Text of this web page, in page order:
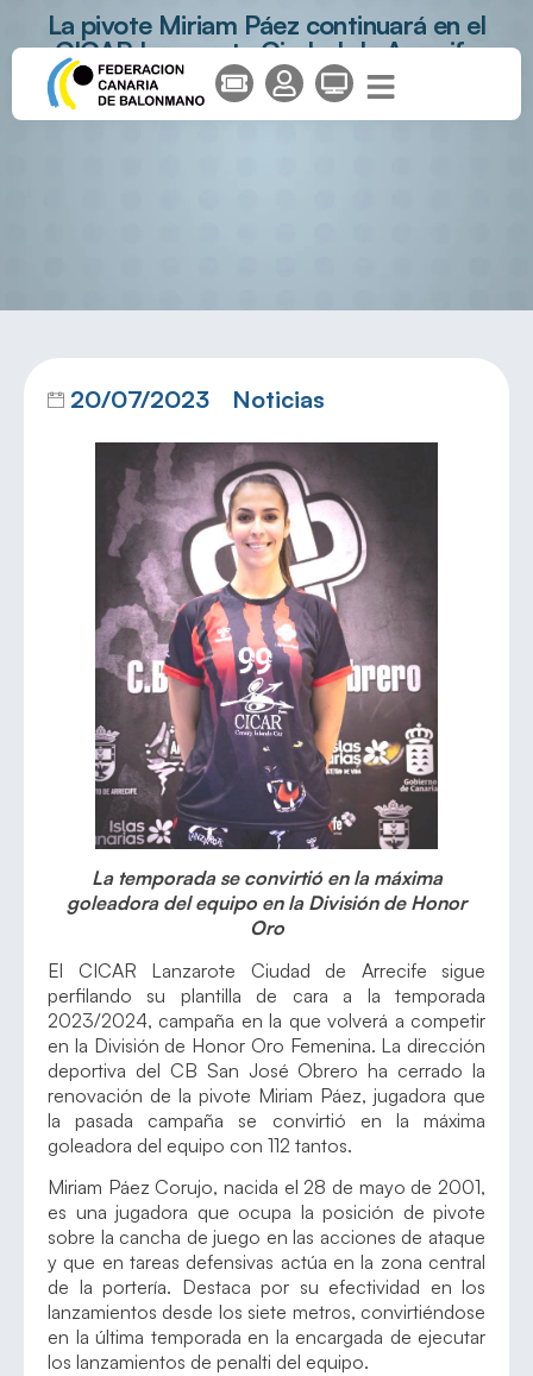
La pivote Miriam Páez continuará en el
CICAR Lanzarote Ciudad de Arrecife
20/07/2023 Noticias
La temporada se convirtió en la máxima
goleadora del equipo en la División de Honor
Oro
El CICAR Lanzarote Ciudad de Arrecife sigue
perfilando su plantilla de cara a la temporada
2023/2024, campaña en la que volverá a competir
en la División de Honor Oro Femenina. La dirección
deportiva del CB San José Obrero ha cerrado la
renovación de la pivote Miriam Páez, jugadora que
la pasada campaña se convirtió en la máxima
goleadora del equipo con 112 tantos.
Miriam Páez Corujo, nacida el 28 de mayo de 2001,
es una jugadora que ocupa la posición de pivote
sobre la cancha de juego en las acciones de ataque
y que en tareas defensivas actúa en la zona central
de la portería. Destaca por su efectividad en los
lanzamientos desde los siete metros, convirtiéndose
en la última temporada en la encargada de ejecutar
los lanzamientos de penalti del equipo.